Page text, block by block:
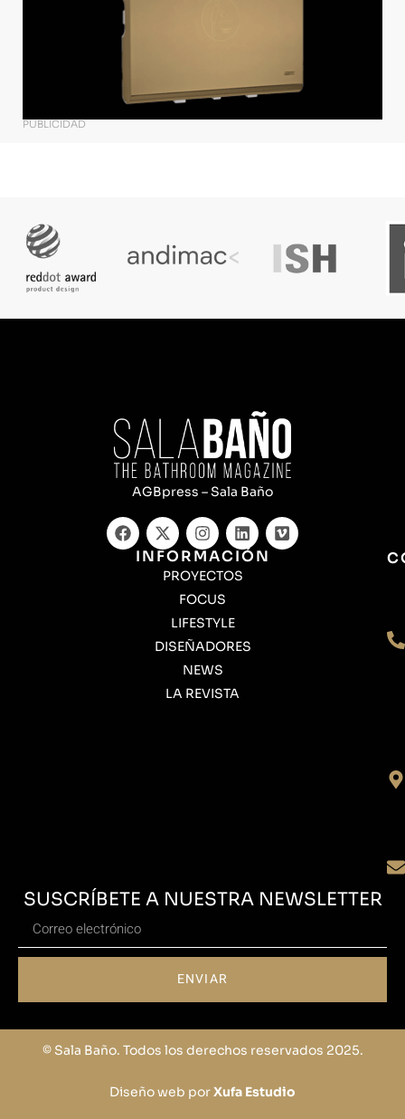
PUBLICIDAD
AGBpress – Sala Baño
INFORMACIÓN
PROYECTOS
FOCUS
LIFESTYLE
DISEÑADORES
NEWS
LA REVISTA
SUSCRÍBETE A NUESTRA NEWSLETTER
ENVIAR
© Sala Baño. Todos los derechos reservados 2025.
Diseño web porXufa Estudio